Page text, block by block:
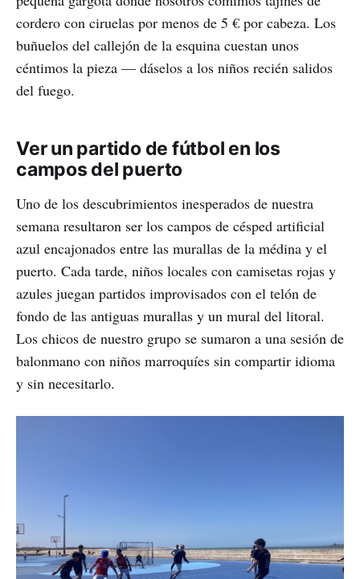
cordero con ciruelas por menos de 5 € por cabeza. Los
buñuelos del callejón de la esquina cuestan unos
céntimos la pieza — dáselos a los niños recién salidos
del fuego.
Ver un partido de fútbol en los
campos del puerto
Uno de los descubrimientos inesperados de nuestra
semana resultaron ser los campos de césped artificial
azul encajonados entre las murallas de la médina y el
puerto. Cada tarde, niños locales con camisetas rojas y
azules juegan partidos improvisados con el telón de
fondo de las antiguas murallas y un mural del litoral.
Los chicos de nuestro grupo se sumaron a una sesión de
balonmano con niños marroquíes sin compartir idioma
y sin necesitarlo.